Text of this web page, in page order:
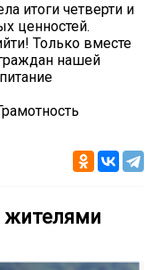
итоги четверти и
ценностей.
Только вместе
нашей
жителями